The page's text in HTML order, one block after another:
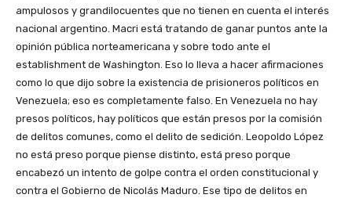
ampulosos y grandilocuentes que no tienen en cuenta el interés
nacional argentino. Macri está tratando de ganar puntos ante la
opinión pública norteamericana y sobre todo ante el
establishment de Washington. Eso lo lleva a hacer afirmaciones
como lo que dijo sobre la existencia de prisioneros políticos en
Venezuela; eso es completamente falso. En Venezuela no hay
presos políticos, hay políticos que están presos por la comisión
de delitos comunes, como el delito de sedición. Leopoldo López
no está preso porque piense distinto, está preso porque
encabezó un intento de golpe contra el orden constitucional y
contra el Gobierno de Nicolás Maduro. Ese tipo de delitos en